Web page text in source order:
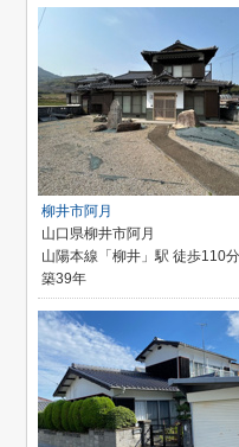
柳井市阿月
山口県柳井市阿月
山陽本線「柳井」駅 徒歩110分
築39年